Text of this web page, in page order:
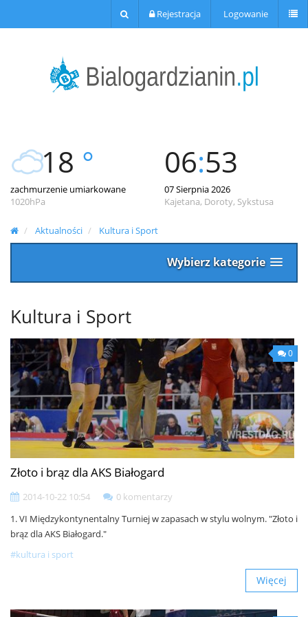
Rejestracja Logowanie
18 °
zachmurzenie umiarkowane
1020hPa
06:53
07 Sierpnia 2026
Kajetana, Doroty, Sykstusa
Aktualności Kultura i Sport
Wybierz kategorie
Kultura i Sport
0
Złoto i brąz dla AKS Białogard
2014-10-22 10:54
0 komentarzy
1. VI Międzykontynentalny Turniej w zapasach w stylu wolnym. "Złoto i
brąz dla AKS Białogard."
#kultura i sport
Więcej